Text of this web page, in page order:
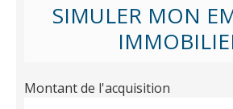
SIMULER MON
Montant de l'acquisition